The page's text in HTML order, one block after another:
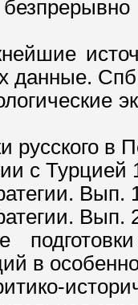
данные.
русского в
с Турцией
Вып.
Вып.
в